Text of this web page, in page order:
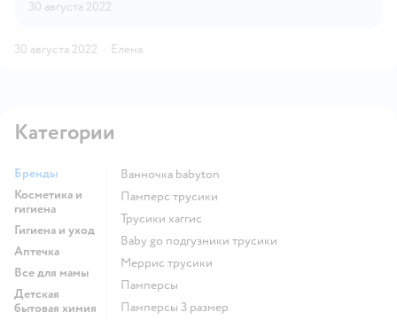
30 августа 2022
30 августа 2022 · Елена
Категории
Бренды
Косметика и
гигиена
Гигиена и уход
Аптечка
Все для мамы
Детская
бытовая химия
ванночка babyton
памперс трусики
трусики хаггис
baby go подгузники трусики
меррис трусики
памперсы
памперсы 3 размер